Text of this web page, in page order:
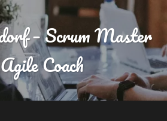
– Scrum Master
Coach